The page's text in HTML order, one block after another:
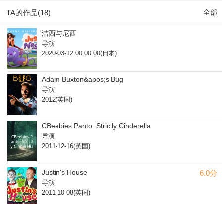
TA的作品(18) 全部
洁西与尼西
导演
2020-03-12 00:00:00(日本)
Adam Buxton&apos;s Bug
导演
2012(英国)
CBeebies Panto: Strictly Cinderella
导演
2011-12-16(英国)
6.0分
Justin's House
导演
2011-10-08(英国)